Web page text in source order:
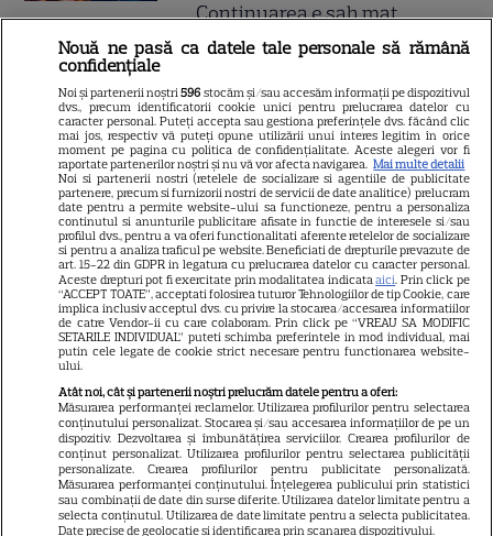
Continuarea e șah mat
Mirabela Grădinaru, dar asta
nu e tot! Surpriza uriașă din
declarația de avere! Da, scrie
negru pe alb! O cheamă…
Jorge, revoltat după ce și-a
găsit apartamentul de la mare
devastat. Ce au lăsat în urmă
turiștii este strigător la Cer
Fiul Deei și al lui Dinu Maxer a
intrat la un liceu de renume
din București. Andreas, admis
Nouă ne pasă ca datele tale personale să rămână
confidențiale
Noi și partenerii noștri596 stocăm și/sau accesăm informații pe dispozitivul
dvs., precum identificatorii cookie unici pentru prelucrarea datelor cu
caracter personal. Puteți accepta sau gestiona preferințele dvs. făcând clic
mai jos, respectiv vă puteți opune utilizării unui interes legitim în orice
moment pe pagina cu politica de confidențialitate. Aceste alegeri vor fi
raportate partenerilor noștri și nu vă vor afecta navigarea. Mai multe detalii
Noi si partenerii nostri (retelele de socializare si agentiile de publicitate
partenere, precum si furnizorii nostri de servicii de date analitice) prelucram
date pentru a permite website-ului sa functioneze, pentru a personaliza
continutul si anunturile publicitare afisate in functie de interesele si/sau
profilul dvs., pentru a va oferi functionalitati aferente retelelor de socializare
si pentru a analiza traficul pe website. Beneficiati de drepturile prevazute de
art. 15-22 din GDPR in legatura cu prelucrarea datelor cu caracter personal.
Aceste drepturi pot fi exercitate prin modalitatea indicataaici. Prin click pe
“ACCEPT TOATE”, acceptati folosirea tuturor Tehnologiilor de tip Cookie, care
implica inclusiv acceptul dvs. cu privire la stocarea/accesarea informatiilor
de catre Vendor-ii cu care colaboram. Prin click pe “VREAU SA MODIFIC
SETARILE INDIVIDUAL” puteti schimba preferintele in mod individual, mai
putin cele legate de cookie strict necesare pentru functionarea website-
ului.
Atât noi, cât și partenerii noștri prelucrăm datele pentru a oferi:
Măsurarea performanței reclamelor. Utilizarea profilurilor pentru selectarea
conținutului personalizat. Stocarea și/sau accesarea informațiilor de pe un
dispozitiv. Dezvoltarea și îmbunătățirea serviciilor. Crearea profilurilor de
conținut personalizat. Utilizarea profilurilor pentru selectarea publicității
personalizate. Crearea profilurilor pentru publicitate personalizată.
Măsurarea performanței conținutului. Înțelegerea publicului prin statistici
sau combinații de date din surse diferite. Utilizarea datelor limitate pentru a
selecta conținutul. Utilizarea de date limitate pentru a selecta publicitatea.
Date precise de geolocație și identificarea prin scanarea dispozitivului.